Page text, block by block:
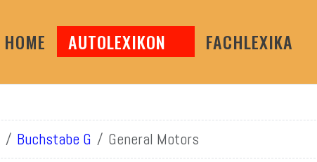
HOME AUTOLEXIKON FACHLEXIKA
Buchstabe G General Motors